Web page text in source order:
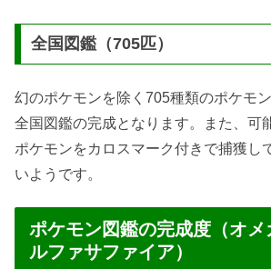
全国図鑑（705匹）
幻のポケモンを除く705種類のポケモ
全国図鑑の完成となります。また、可
ポケモンをカロスマーク付きで捕獲し
いようです。
ポケモン図鑑の完成度（オ
ルファサファイア）